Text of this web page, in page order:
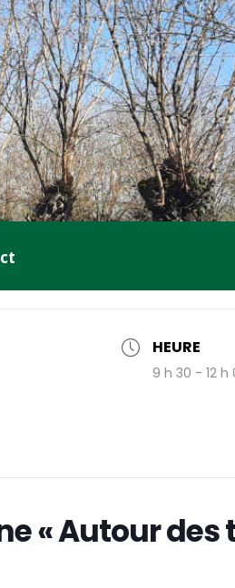
HEURE
9 h 30 - 12 h
« Autour des